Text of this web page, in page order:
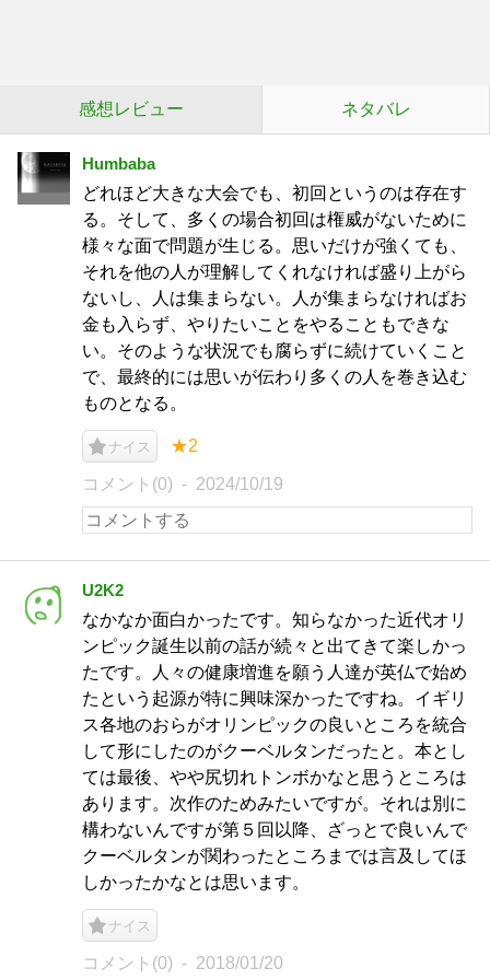
感想レビュー ネタバレ
Humbaba
どれほど大きな大会でも、初回というのは存在す
る。そして、多くの場合初回は権威がないために
様々な面で問題が生じる。思いだけが強くても、
それを他の人が理解してくれなければ盛り上がら
ないし、人は集まらない。人が集まらなければお
金も入らず、やりたいことをやることもできな
い。そのような状況でも腐らずに続けていくこと
で、最終的には思いが伝わり多くの人を巻き込む
ものとなる。
ナイス ★2
コメント(0) 2024/10/19
U2K2
なかなか面白かったです。知らなかった近代オリ
ンピック誕生以前の話が続々と出てきて楽しかっ
たです。人々の健康増進を願う人達が英仏で始め
たという起源が特に興味深かったですね。イギリ
ス各地のおらがオリンピックの良いところを統合
して形にしたのがクーベルタンだったと。本とし
ては最後、やや尻切れトンボかなと思うところは
あります。次作のためみたいですが。それは別に
構わないんですが第５回以降、ざっとで良いんで
クーベルタンが関わったところまでは言及してほ
しかったかなとは思います。
ナイス
コメント(0) 2018/01/20